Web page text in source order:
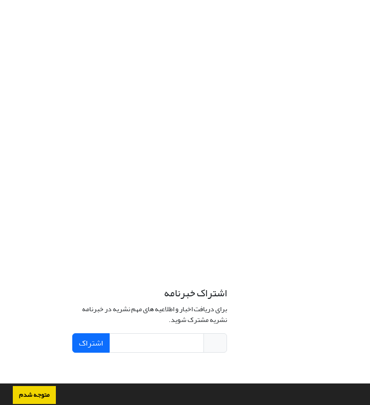
متوجه شدم
اشتراک خبرنامه
برای دریافت اخبار و اطلاعیه های مهم نشریه در خبرنامه
نشریه مشترک شوید.
اشتراک